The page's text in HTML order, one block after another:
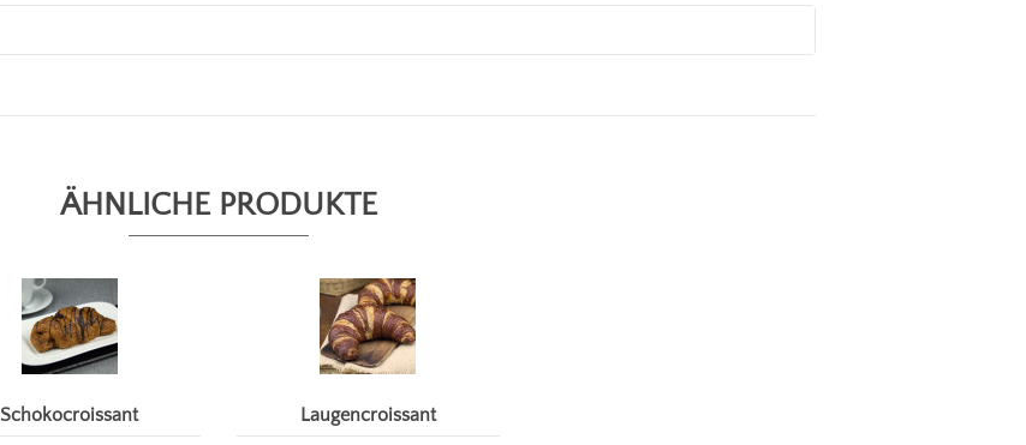
ÄHNLICHE PRODUKTE
Schokocroissant Laugencroissant